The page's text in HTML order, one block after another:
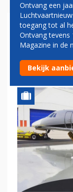
Ontvang een
toegang tot al
Ontvang tevens
Magazine in de
Bekijk